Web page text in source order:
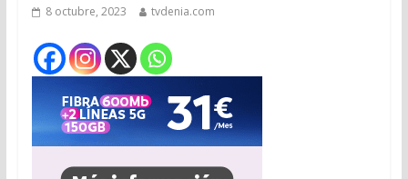
8 octubre, 2023 tvdenia.com